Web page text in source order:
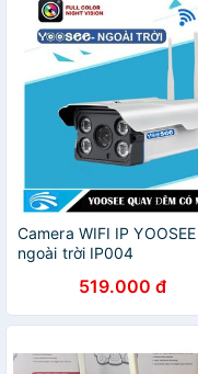
Camera WIFI IP YOOSEE
ngoài trời IP004
519.000 đ